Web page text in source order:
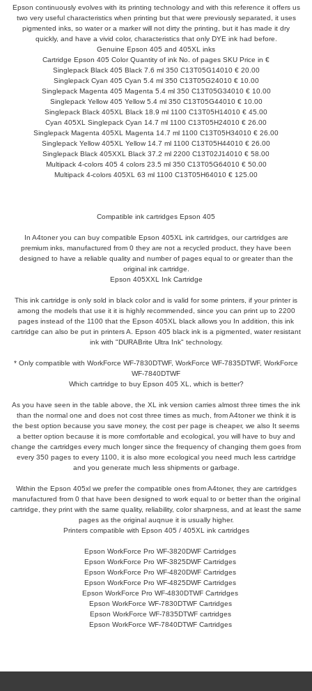
Epson continuously evolves with its printing technology and with this reference it offers us
two very useful characteristics when printing but that were previously separated, it uses
pigmented inks, so water or a marker will not dirty the printing, but it has made it dry
quickly, and have a vivid color, characteristics that only DYE ink had before.
Genuine Epson 405 and 405XL inks
Cartridge Epson 405 Color Quantity of ink No. of pages SKU Price in €
Singlepack Black 405 Black 7.6 ml 350 C13T05G14010 € 20.00
Singlepack Cyan 405 Cyan 5.4 ml 350 C13T05G24010 € 10.00
Singlepack Magenta 405 Magenta 5.4 ml 350 C13T05G34010 € 10.00
Singlepack Yellow 405 Yellow 5.4 ml 350 C13T05G44010 € 10.00
Singlepack Black 405XL Black 18.9 ml 1100 C13T05H14010 € 45.00
Cyan 405XL Singlepack Cyan 14.7 ml 1100 C13T05H24010 € 26.00
Singlepack Magenta 405XL Magenta 14.7 ml 1100 C13T05H34010 € 26.00
Singlepack Yellow 405XL Yellow 14.7 ml 1100 C13T05H44010 € 26.00
Singlepack Black 405XXL Black 37.2 ml 2200 C13T02J14010 € 58.00
Multipack 4-colors 405 4 colors 23.5 ml 350 C13T05G64010 € 50.00
Multipack 4-colors 405XL 63 ml 1100 C13T05H64010 € 125.00
Compatible ink cartridges Epson 405
In A4toner you can buy compatible Epson 405XL ink cartridges, our cartridges are
premium inks, manufactured from 0 they are not a recycled product, they have been
designed to have a reliable quality and number of pages equal to or greater than the
original ink cartridge.
Epson 405XXL Ink Cartridge
This ink cartridge is only sold in black color and is valid for some printers, if your printer is
among the models that use it it is highly recommended, since you can print up to 2200
pages instead of the 1100 that the Epson 405XL black allows you In addition, this ink
cartridge can also be put in printers A. Epson 405 black ink is a pigmented, water resistant
ink with "DURABrite Ultra Ink" technology.
* Only compatible with WorkForce WF-7830DTWF, WorkForce WF-7835DTWF, WorkForce
WF-7840DTWF
Which cartridge to buy Epson 405 XL, which is better?
As you have seen in the table above, the XL ink version carries almost three times the ink
than the normal one and does not cost three times as much, from A4toner we think it is
the best option because you save money, the cost per page is cheaper, we also It seems
a better option because it is more comfortable and ecological, you will have to buy and
change the cartridges every much longer since the frequency of changing them goes from
every 350 pages to every 1100, it is also more ecological you need much less cartridge
and you generate much less shipments or garbage.
Within the Epson 405xl we prefer the compatible ones from A4toner, they are cartridges
manufactured from 0 that have been designed to work equal to or better than the original
cartridge, they print with the same quality, reliability, color sharpness, and at least the same
pages as the original auqnue it is usually higher.
Printers compatible with Epson 405 / 405XL ink cartridges
Epson WorkForce Pro WF-3820DWF Cartridges
Epson WorkForce Pro WF-3825DWF Cartridges
Epson WorkForce Pro WF-4820DWF Cartridges
Epson WorkForce Pro WF-4825DWF Cartridges
Epson WorkForce Pro WF-4830DTWF Cartridges
Epson WorkForce WF-7830DTWF Cartridges
Epson WorkForce WF-7835DTWF cartridges
Epson WorkForce WF-7840DTWF Cartridges